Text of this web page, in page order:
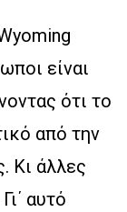
είναι
ότι το
από την
Κι άλλες
αυτό